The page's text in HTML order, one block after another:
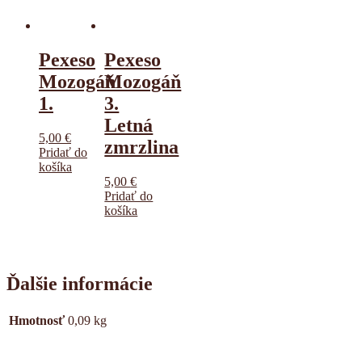
Pexeso
Mozogáň
1.
5,00 €
Pridať do
košíka
Pexeso
Mozogáň
3.
Letná
zmrzlina
5,00€
Pridať do
košíka
Ďalšie informácie
Hmotnosť 0,09 kg